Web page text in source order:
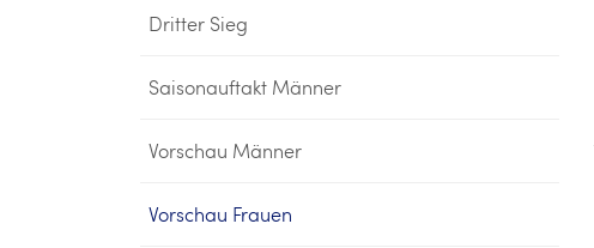
Dritter Sieg
Saisonauftakt Männer
Vorschau Männer
Vorschau Frauen